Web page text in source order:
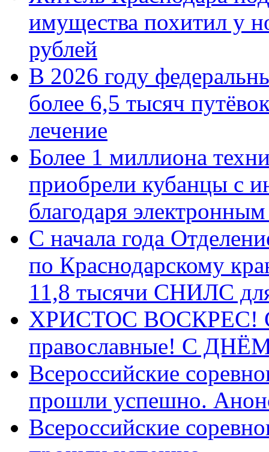
имущества похитил у
рублей
В 2026 году
более 6,5 тысяч
лечение
Более 1 миллиона
приобрели кубанцы с
благодаря
С начала года
по Краснодарскому
11,8 тысячи СНИЛС
ХРИСТОС ВОСКРЕС! С
православные! C
Всероссийские
прошли успешно.
Всероссийские